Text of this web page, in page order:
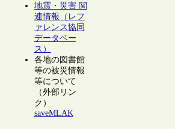
地震・災害 関
連情報（レフ
ァレンス協同
データベー
ス）
各地の図書館
等の被災情報
等について
（外部リン
ク）
saveMLAK